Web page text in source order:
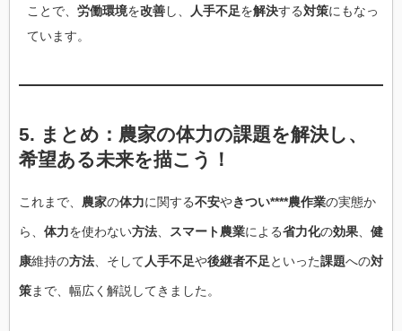
ことで、 労働環境を改善し、 人手不足を解決する対策にもなっ
ています。
5. まとめ： 農家の体力の課題を解決し、
希望ある未来を描こう！
これまで、 農家の体力に関する不安やきつい****農作業の実態か
ら、 体力を使わない方法、 スマート農業による省力化の効果、 健
康維持の方法、そして人手不足や後継者不足といった課題への対
策まで、幅広く解説してきました。